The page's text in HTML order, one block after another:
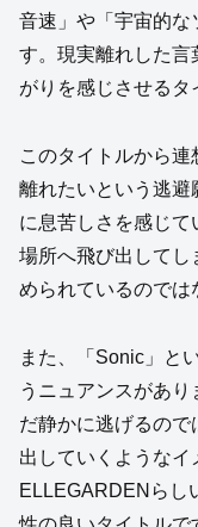
音速」や「宇宙的な
す。現実離れした言
がりを感じさせるタ
このタイトルから連
離れたいという逃避
に息苦しさを感じ
場所へ飛び出してし
められているのでは
また、「Sonic」と
うニュアンスがあ
だ静かに逃げるの
出していくようなイ
ELLEGARDENらし